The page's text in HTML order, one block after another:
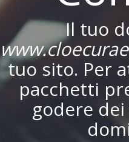
Il tuo
tuo sito. Per
pacchetti
godere